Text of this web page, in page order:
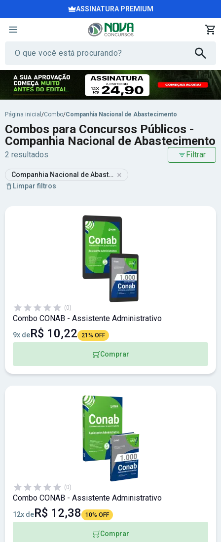
ASSINATURA PREMIUM
Página inicial /Combo/Companhia Nacional de Abastecimento
Combos para Concursos Públicos -
Companhia Nacional de Abastecimento
2 resultados Filtrar
Companhia Nacional de Abastecimento
×
Limpar filtros
(0)
Combo CONAB - Assistente Administrativo
9x deR$ 10,22 21% OFF
Comprar
(0)
Combo CONAB - Assistente Administrativo
12x deR$ 12,38 10% OFF
Comprar